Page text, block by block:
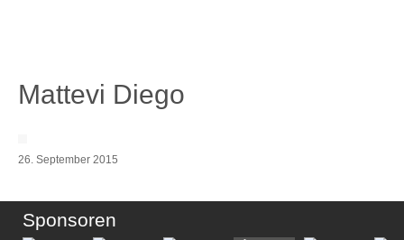
Mattevi Diego
26. September 2015
Sponsoren